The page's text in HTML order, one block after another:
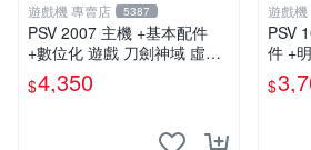
遊戲機 專賣店 5387
PSV 2007 主機 +基本配件
+數位化 遊戲 刀劍神域 虛空
幻界 保修一年
$4,350
遊戲
PSV
件 +明
$